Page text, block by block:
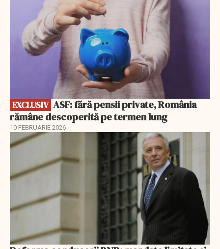
EXCLUSIV
rămâne descoperită pe termen lung
10 FEBRUARIE 2026